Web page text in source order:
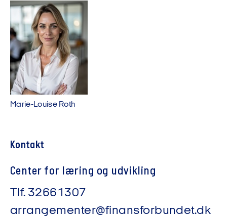
Marie-Louise Roth
Kontakt
Center for læring og udvikling
Tlf. 32661307
arrangementer@finansforbundet.dk